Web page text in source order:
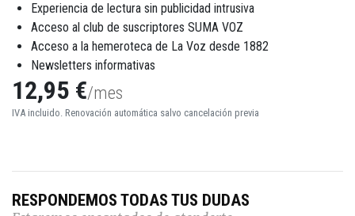
Experiencia de lectura sin publicidad intrusiva
Acceso al club de suscriptores SUMA VOZ
Acceso a la hemeroteca de La Voz desde 1882
Newsletters informativas
12,95 €/mes
IVA incluido. Renovación automática salvo cancelación previa
RESPONDEMOS TODAS TUS DUDAS